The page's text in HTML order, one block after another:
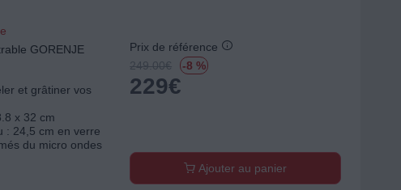
GORENJE
et grâtiner vos
x 32 cm
: 24,5 cm en verre
du micro ondes
Prix de référence
249.00€ -8 %
229€
Ajouter au panier